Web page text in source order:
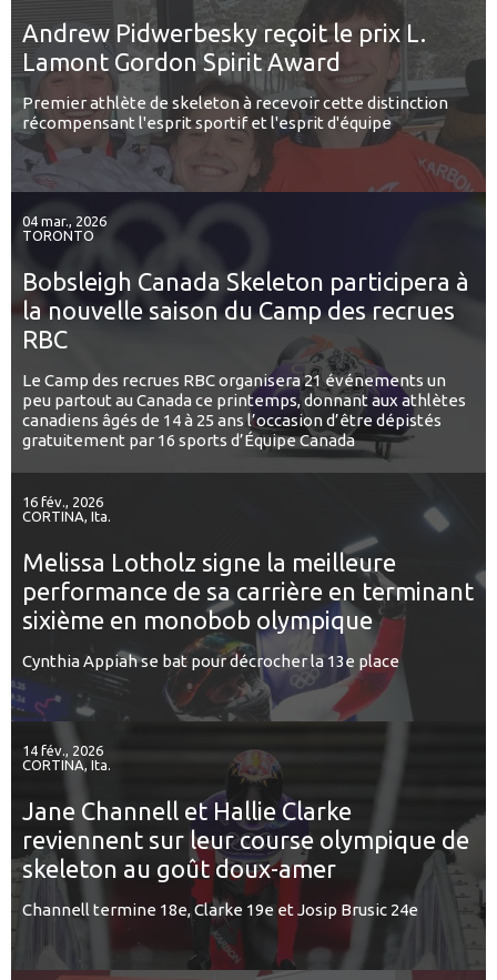
Andrew Pidwerbesky reçoit le prix L.
Lamont Gordon Spirit Award
Premier athlète de skeleton à recevoir cette distinction
récompensant l'esprit sportif et l'esprit d'équipe
04 mar., 2026
TORONTO
Bobsleigh Canada Skeleton participera à
la nouvelle saison du Camp des recrues
RBC
Le Camp des recrues RBC organisera 21 événements un
peu partout au Canada ce printemps, donnant aux athlètes
canadiens âgés de 14 à 25 ans l’occasion d’être dépistés
gratuitement par 16 sports d’Équipe Canada
16 fév., 2026
CORTINA, Ita.
Melissa Lotholz signe la meilleure
performance de sa carrière en terminant
sixième en monobob olympique
Cynthia Appiah se bat pour décrocher la 13e place
14 fév., 2026
CORTINA, Ita.
Jane Channell et Hallie Clarke
reviennent sur leur course olympique de
skeleton au goût doux-amer
Channell termine 18e, Clarke 19e et Josip Brusic 24e